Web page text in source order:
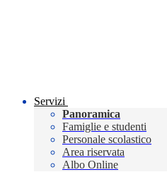
Servizi
Panoramica
Famiglie e studenti
Personale scolastico
Area riservata
Albo Online